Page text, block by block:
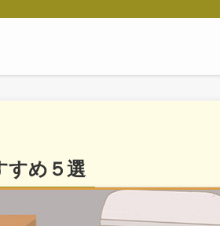
すめ５選